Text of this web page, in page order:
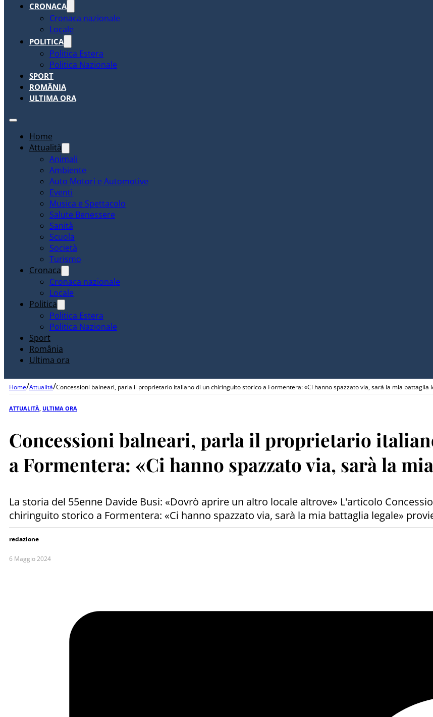
CRONACA
Cronaca nazionale
Locale
POLITICA
Politica Estera
Politica Nazionale
SPORT
ROMÂNIA
ULTIMA ORA
Home
Attualità
Animali
Ambiente
Auto Motori e Automotive
Eventi
Musica e Spettacolo
Salute Benessere
Sanità
Scuola
Società
Turismo
Cronaca
Cronaca nazionale
Locale
Politica
Politica Estera
Politica Nazionale
Sport
România
Ultima ora
Home/Attualità/Concessioni balneari, parla il proprietario italiano di un chiringuito storico a Formentera: «Ci hanno spazzato via, sarà la mia battaglia
ATTUALITÀ ULTIMA ORA
Concessioni balneari, parla il proprietario
a Formentera: «Ci hanno spazzato via, sarà la
La storia del 55enne Davide Busi: «Dovrò aprire un altro locale altrove» L'articolo
chiringuito storico a Formentera: «Ci hanno spazzato via, sarà la mia battaglia legale»
redazione
6 Maggio 2024